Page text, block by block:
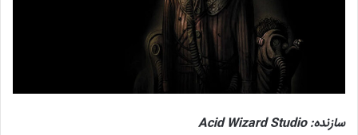
سازنده:Acid Wizard Studio